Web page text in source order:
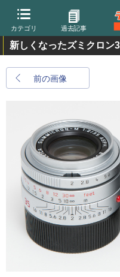
カテゴリ 過去記事
新しくなったズミクロン
前の画像